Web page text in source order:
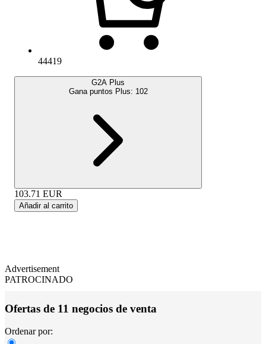
44419
G2A Plus
Gana puntos Plus: 102
103.71 EUR
Añadir al carrito
Advertisement
PATROCINADO
Ofertas de 11 negocios de venta
Ordenar por: